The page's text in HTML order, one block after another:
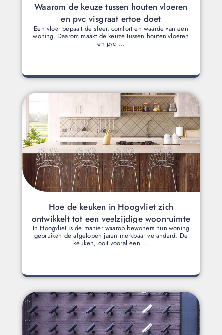
Waarom de keuze tussen houten vloeren
en pvc visgraat ertoe doet
Een vloer bepaalt de sfeer, comfort en waarde van een
woning. Daarom maakt de keuze tussen houten vloeren
en pvc ...
Hoe de keuken in Hoogvliet zich
ontwikkelt tot een veelzijdige woonruimte
In Hoogvliet is de manier waarop bewoners hun woning
gebruiken de afgelopen jaren merkbaar veranderd. De
keuken, ooit vooral een ...